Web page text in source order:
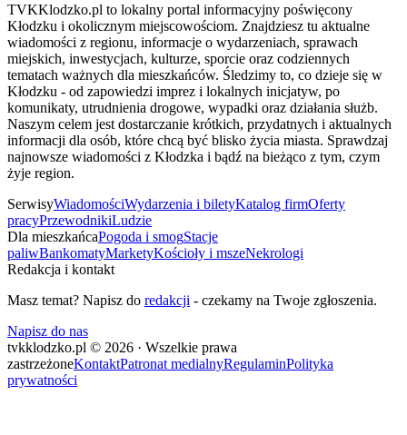
TVKKlodzko.pl to lokalny portal informacyjny poświęcony
Kłodzku i okolicznym miejscowościom. Znajdziesz tu aktualne
wiadomości z regionu, informacje o wydarzeniach, sprawach
miejskich, inwestycjach, kulturze, sporcie oraz codziennych
tematach ważnych dla mieszkańców. Śledzimy to, co dzieje się w
Kłodzku - od zapowiedzi imprez i lokalnych inicjatyw, po
komunikaty, utrudnienia drogowe, wypadki oraz działania służb.
Naszym celem jest dostarczanie krótkich, przydatnych i aktualnych
informacji dla osób, które chcą być blisko życia miasta. Sprawdzaj
najnowsze wiadomości z Kłodzka i bądź na bieżąco z tym, czym
żyje region.
SerwisyWiadomościWydarzenia i biletyKatalog firmOferty
pracyPrzewodnikiLudzie
Dla mieszkańcaPogoda i smogStacje
paliwBankomatyMarketyKościoły i mszeNekrologi
Redakcja i kontakt
Masz temat? Napisz do redakcji - czekamy na Twoje zgłoszenia.
Napisz do nas
tvkklodzko.pl © 2026 · Wszelkie prawa
zastrzeżoneKontaktPatronat medialnyRegulaminPolityka
prywatności